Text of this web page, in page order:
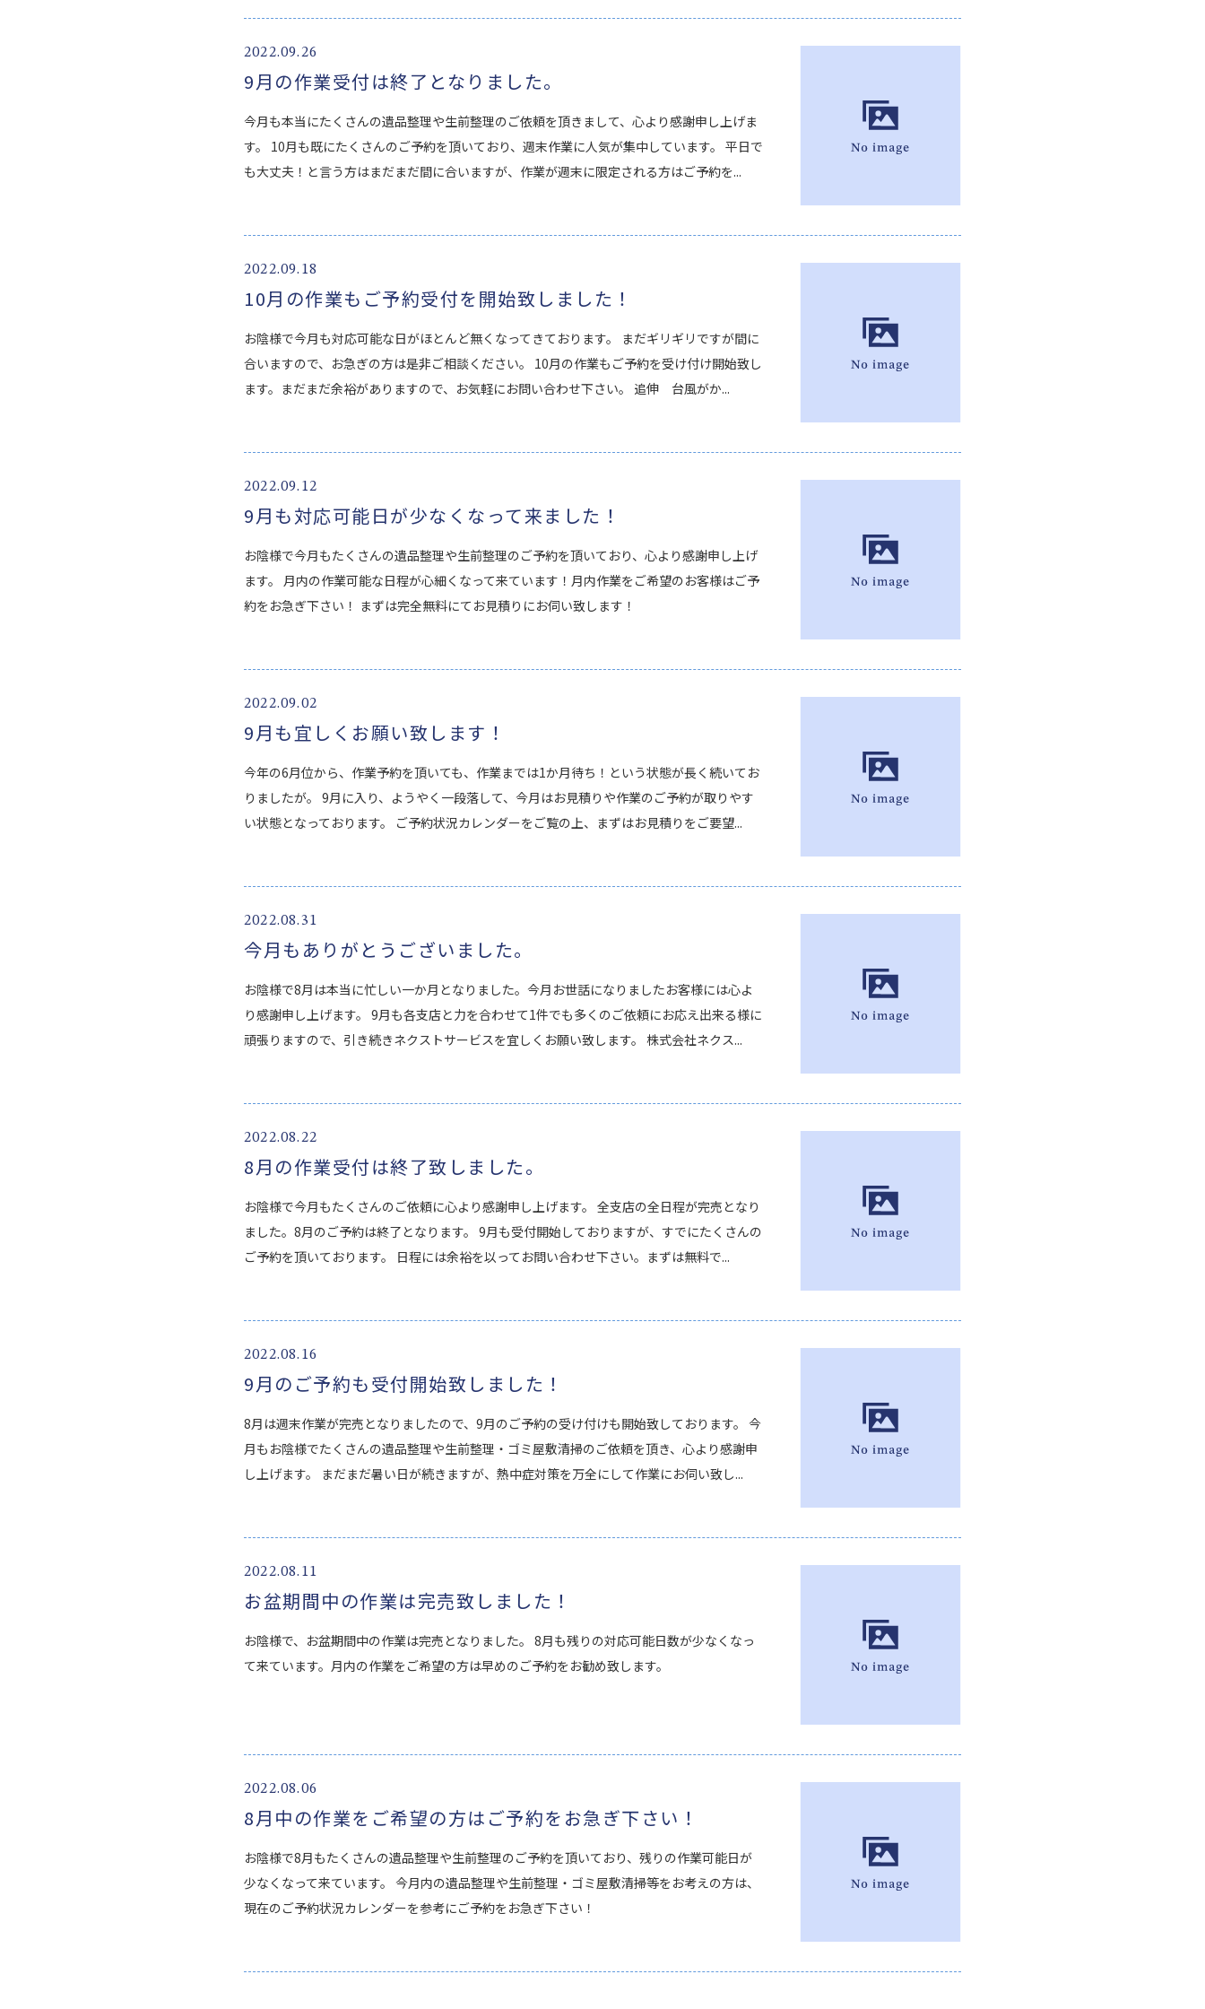
2022.09.26
9月の作業受付は終了となりました。
今月も本当にたくさんの遺品整理や生前整理のご依頼を頂きまして、心より感謝申し上げま
す。 10月も既にたくさんのご予約を頂いており、週末作業に人気が集中しています。 平日で
も大丈夫！と言う方はまだまだ間に合いますが、作業が週末に限定される方はご予約を...
2022.09.18
10月の作業もご予約受付を開始致しました！
お陰様で今月も対応可能な日がほとんど無くなってきております。 まだギリギリですが間に
合いますので、お急ぎの方は是非ご相談ください。 10月の作業もご予約を受け付け開始致し
ます。まだまだ余裕がありますので、お気軽にお問い合わせ下さい。 追伸 台風がか...
2022.09.12
9月も対応可能日が少なくなって来ました！
お陰様で今月もたくさんの遺品整理や生前整理のご予約を頂いており、心より感謝申し上げ
ます。 月内の作業可能な日程が心細くなって来ています！月内作業をご希望のお客様はご予
約をお急ぎ下さい！ まずは完全無料にてお見積りにお伺い致します！
2022.09.02
9月も宜しくお願い致します！
今年の6月位から、作業予約を頂いても、作業までは1か月待ち！という状態が長く続いてお
りましたが。 9月に入り、ようやく一段落して、今月はお見積りや作業のご予約が取りやす
い状態となっております。 ご予約状況カレンダーをご覧の上、まずはお見積りをご要望...
2022.08.31
今月もありがとうございました。
お陰様で8月は本当に忙しい一か月となりました。今月お世話になりましたお客様には心よ
り感謝申し上げます。 9月も各支店と力を合わせて1件でも多くのご依頼にお応え出来る様に
頑張りますので、引き続きネクストサービスを宜しくお願い致します。 株式会社ネクス...
2022.08.22
8月の作業受付は終了致しました。
お陰様で今月もたくさんのご依頼に心より感謝申し上げます。 全支店の全日程が完売となり
ました。8月のご予約は終了となります。 9月も受付開始しておりますが、すでにたくさんの
ご予約を頂いております。 日程には余裕を以ってお問い合わせ下さい。まずは無料で...
2022.08.16
9月のご予約も受付開始致しました！
8月は週末作業が完売となりましたので、9月のご予約の受け付けも開始致しております。 今
月もお陰様でたくさんの遺品整理や生前整理・ゴミ屋敷清掃のご依頼を頂き、心より感謝申
し上げます。 まだまだ暑い日が続きますが、熱中症対策を万全にして作業にお伺い致し...
2022.08.11
お盆期間中の作業は完売致しました！
お陰様で、お盆期間中の作業は完売となりました。 8月も残りの対応可能日数が少なくなっ
て来ています。月内の作業をご希望の方は早めのご予約をお勧め致します。
2022.08.06
8月中の作業をご希望の方はご予約をお急ぎ下さい！
お陰様で8月もたくさんの遺品整理や生前整理のご予約を頂いており、残りの作業可能日が
少なくなって来ています。 今月内の遺品整理や生前整理・ゴミ屋敷清掃等をお考えの方は、
現在のご予約状況カレンダーを参考にご予約をお急ぎ下さい！